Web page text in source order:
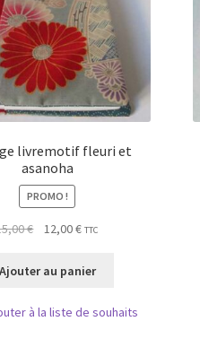
livremotif fleuri et
asanoha
PROMO !
€
Le
initial
15,00 €.
12,00€Le
actuel
12,00 €.
TTC
Ajouter au panier
à la liste de souhaits